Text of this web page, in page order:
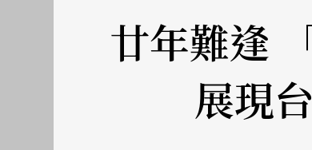
廿年難逢
展現